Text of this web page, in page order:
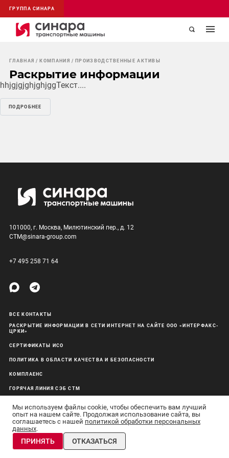
ГРУППА СИНАРА
ГЛАВНАЯ КОМПАНИЯ ПРОИЗВОДСТВЕННЫЕ АКТИВЫ
Раскрытие информации
hhjgjgjghjghjggТекст....
ПОДРОБНЕЕ
101000, г. Москва, Милютинский пер., д. 12
CTM@sinara-group.com
+7 495 258 71 64
ВСЕ КОНТАКТЫ
РАСКРЫТИЕ ИНФОРМАЦИИ В СЕТИ ИНТЕРНЕТ НА САЙТЕ ООО «ИНТЕРФАКС-
ЦРКИ»
СЕРТИФИКАТЫ ИСО
ПОЛИТИКА В ОБЛАСТИ КАЧЕСТВА И БЕЗОПАСНОСТИ
КОМПЛАЕНС
ГОРЯЧАЯ ЛИНИЯ СЭБ СТМ
АО «Синара-Транспортные Машины» © 2011–26 Все права защищены
Сделано в
Мы используем файлы cookie, чтобы обеспечить вам лучший
опыт на нашем сайте. Продолжая использование сайта, вы
соглашаетесь с нашей политикой обработки персональных
данных.
ПРИНЯТЬ ОТКАЗАТЬСЯ